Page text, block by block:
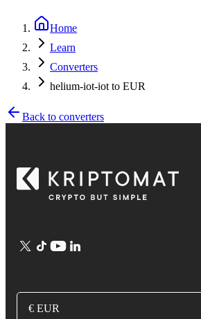
Home
Learn
Converters
helium-iot-iot to EUR
Back to converters
€ EUR